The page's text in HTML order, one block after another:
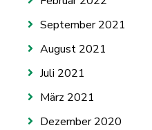
September 2021
August 2021
Juli 2021
März 2021
Dezember 2020